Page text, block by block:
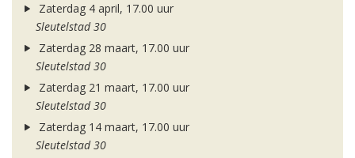
Zaterdag 4 april, 17.00 uur
Sleutelstad 30
Zaterdag 28 maart, 17.00 uur
Sleutelstad 30
Zaterdag 21 maart, 17.00 uur
Sleutelstad 30
Zaterdag 14 maart, 17.00 uur
Sleutelstad 30